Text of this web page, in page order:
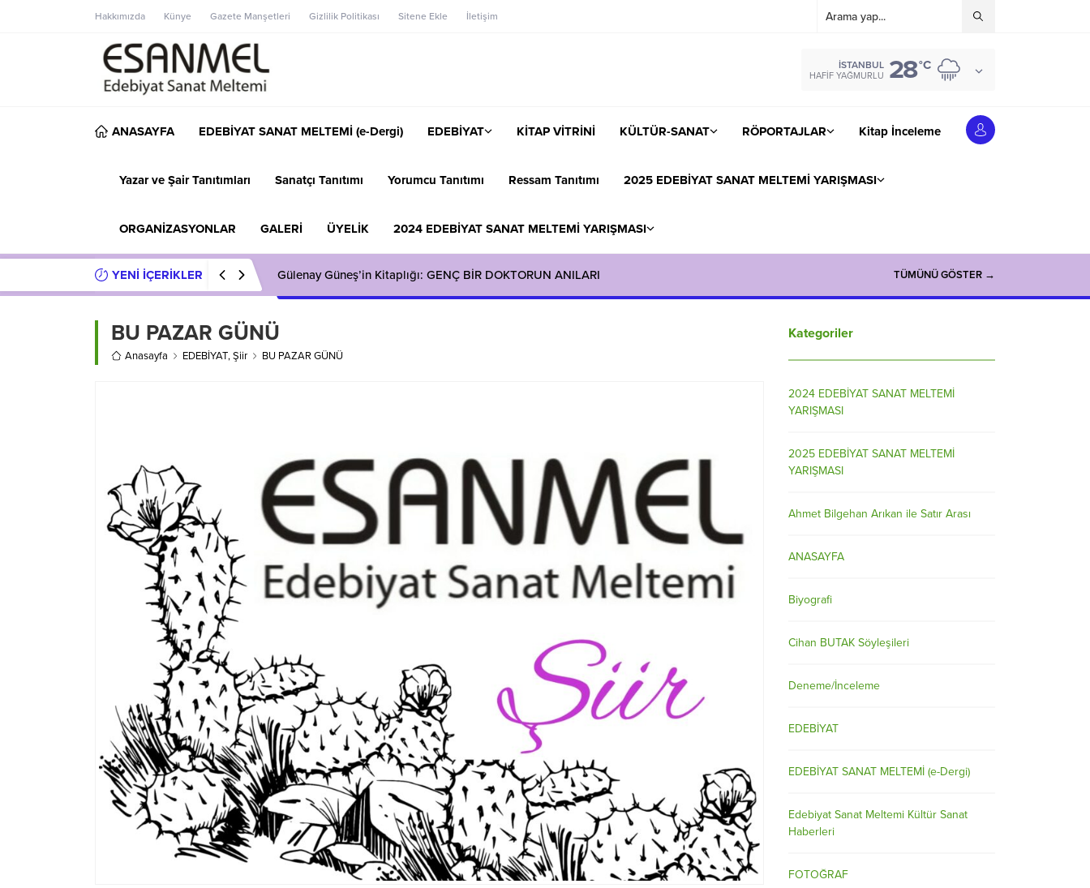
Hakkımızda Künye Gazete Manşetleri Gizlilik Politikası Sitene Ekle İletişim
İSTANBUL
HAFIF YAĞMURLU 28°C
ANASAYFA EDEBİYAT SANAT MELTEMİ (e-Dergi) EDEBİYAT KİTAP VİTRİNİ KÜLTÜR-SANAT RÖPORTAJLAR Kitap İnceleme
Yazar ve Şair Tanıtımları Sanatçı Tanıtımı Yorumcu Tanıtımı Ressam Tanıtımı 2025 EDEBİYAT SANAT MELTEMİ YARIŞMASI
ORGANİZASYONLAR GALERİ ÜYELİK 2024 EDEBİYAT SANAT MELTEMİ YARIŞMASI
YENİ İÇERİKLER Gülenay Güneş’in Kitaplığı: GENÇ BİR DOKTORUN ANILARI TÜMÜNÜ GÖSTER →
BU PAZAR GÜNÜ
Anasayfa EDEBİYAT,Şiir BU PAZAR GÜNÜ
Kategoriler
2024 EDEBİYAT SANAT MELTEMİ
YARIŞMASI
2025 EDEBİYAT SANAT MELTEMİ
YARIŞMASI
Ahmet Bilgehan Arıkan ile Satır Arası
ANASAYFA
Biyografi
Cihan BUTAK Söyleşileri
Deneme/İnceleme
EDEBİYAT
EDEBİYAT SANAT MELTEMİ (e-Dergi)
Edebiyat Sanat Meltemi Kültür Sanat
Haberleri
FOTOĞRAF